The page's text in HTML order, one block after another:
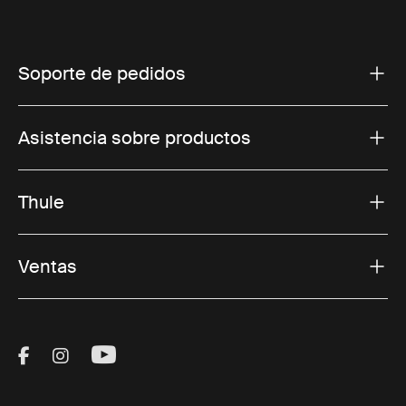
Soporte de pedidos
Asistencia sobre productos
Thule
Ventas
Visit Thule on Facebook (external link)
Visit Thule on Instagram (external link)
Visit Thule on Youtube (external